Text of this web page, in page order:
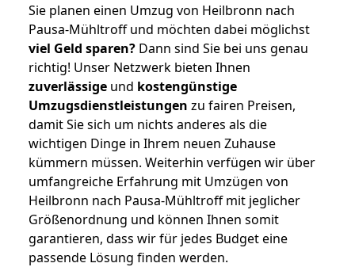
Sie planen einen Umzug von Heilbronn nach
Pausa-Mühltroff und möchten dabei möglichst
viel Geld sparen? Dann sind Sie bei uns genau
richtig! Unser Netzwerk bieten Ihnen
zuverlässige und kostengünstige
Umzugsdienstleistungen zu fairen Preisen,
damit Sie sich um nichts anderes als die
wichtigen Dinge in Ihrem neuen Zuhause
kümmern müssen. Weiterhin verfügen wir über
umfangreiche Erfahrung mit Umzügen von
Heilbronn nach Pausa-Mühltroff mit jeglicher
Größenordnung und können Ihnen somit
garantieren, dass wir für jedes Budget eine
passende Lösung finden werden.